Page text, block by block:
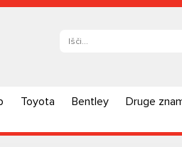
Toyota Bentley Druge